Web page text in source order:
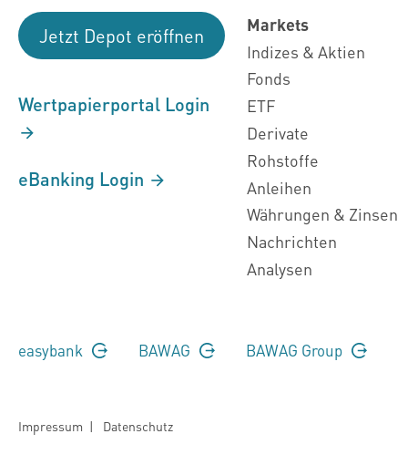
Jetzt Depot eröffnen
Wertpapierportal Login
eBanking Login
Markets
Indizes & Aktien
Fonds
ETF
Derivate
Rohstoffe
Anleihen
Währungen & Zinsen
Nachrichten
Analysen
easybank BAWAG BAWAG Group
Impressum | Datenschutz